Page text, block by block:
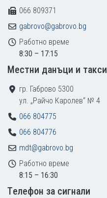
066 809371
gabrovo@gabrovo.bg
Работно време
8:30 – 17:15
Местни данъци и такси
гр. Габрово 5300
ул. „Райчо Каролев“ № 4
066 804775
066 804776
mdt@gabrovo.bg
Работно време
8:15 – 16:30
Tелефон за сигнали